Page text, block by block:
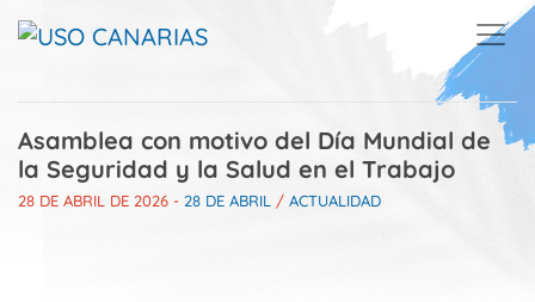
Asamblea con motivo del Día Mundial de
la Seguridad y la Salud en el Trabajo
28 DE ABRIL DE 2026 - 28 DE ABRIL / ACTUALIDAD